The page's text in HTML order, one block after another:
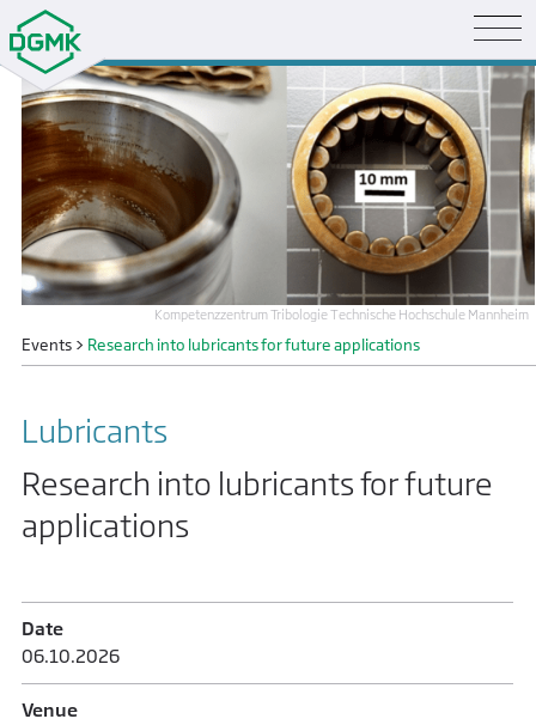
Kompetenzzentrum Tribologie Technische Hochschule Mannheim
Events> Research into lubricants for future applications
Lubricants
Research into lubricants for future
applications
Date
06.10.­2026
Venue